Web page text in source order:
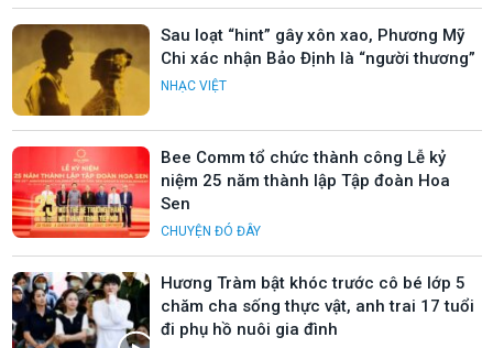
Sau loạt “hint” gây xôn xao, Phương Mỹ
Chi xác nhận Bảo Định là “người thương”
NHẠC VIỆT
Bee Comm tổ chức thành công Lễ kỷ
niệm 25 năm thành lập Tập đoàn Hoa
Sen
CHUYỆN ĐÓ ĐÂY
Hương Tràm bật khóc trước cô bé lớp 5
chăm cha sống thực vật, anh trai 17 tuổi
đi phụ hồ nuôi gia đình